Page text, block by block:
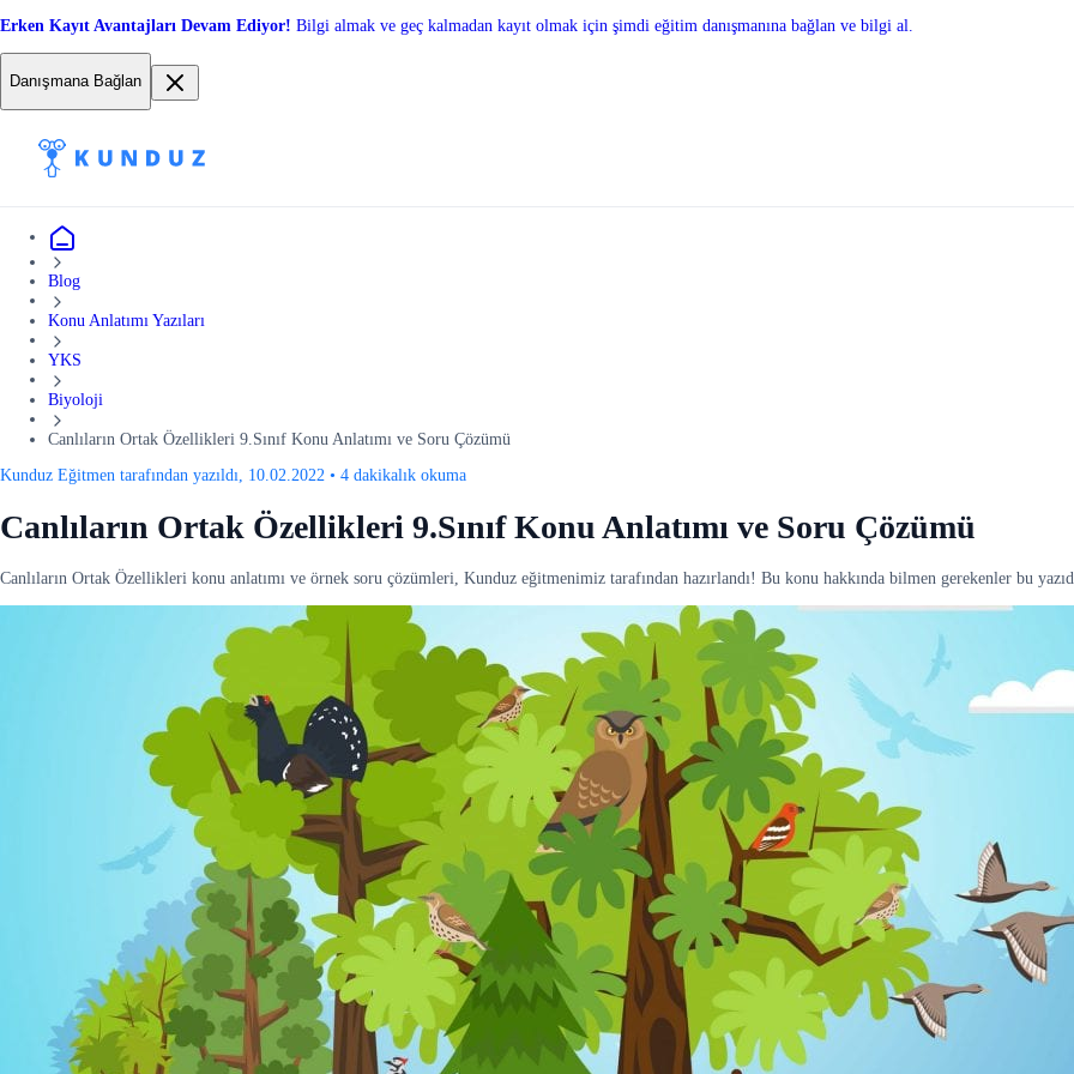
Erken Kayıt Avantajları Devam Ediyor! Bilgi almak ve geç kalmadan kayıt olmak için şimdi eğitim danışmanına bağlan ve bilgi al.
Danışmana Bağlan
Blog
Konu Anlatımı Yazıları
YKS
Biyoloji
Canlıların Ortak Özellikleri 9.Sınıf Konu Anlatımı ve Soru Çözümü
Kunduz Eğitmen tarafından yazıldı, 10.02.2022 • 4 dakikalık okuma
Canlıların Ortak Özellikleri 9.Sınıf Konu Anlatımı ve Soru Çözümü
Canlıların Ortak Özellikleri konu anlatımı ve örnek soru çözümleri, Kunduz eğitmenimiz tarafından hazırlandı! Bu konu hakkında bilmen gerekenler bu